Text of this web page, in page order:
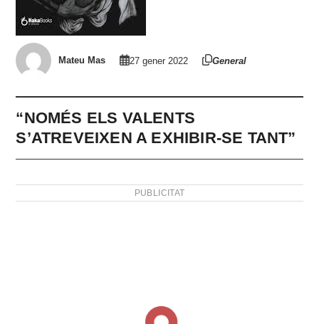
Mateu Mas 27 gener 2022 General
“NOMÉS ELS VALENTS
S’ATREVEIXEN A EXHIBIR-SE TANT”
PUBLICITAT